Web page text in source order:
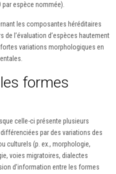
par espèce nommée).
les composantes héréditaires
l’évaluation d’espèces hautement
variations morphologiques en
formes
celle-ci présente plusieurs
par des variations des
culturels (p. ex., morphologie,
voies migratoires, dialectes
d’information entre les formes